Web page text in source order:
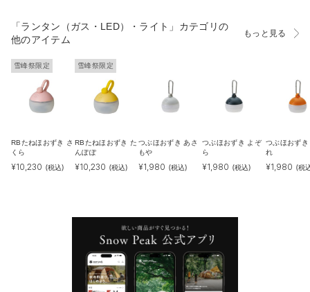
「ランタン（ガス・LED）・ライト」カテゴリの
他のアイテム
もっと見る
雪峰祭限定
RBたねほおずき さ
くら
¥10,230 (税込)
雪峰祭限定
RBたねほおずき た
んぽぽ
¥10,230 (税込)
つぶほおずき あさ
もや
¥1,980 (税込)
つぶほおずき よぞ
ら
¥1,980 (税込)
つぶほおず
れ
¥1,980 (税